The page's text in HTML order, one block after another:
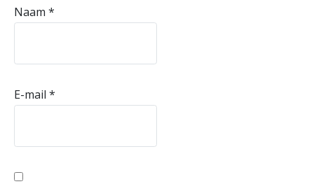
Naam *
E-mail *